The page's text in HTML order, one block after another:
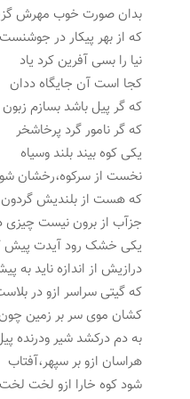
بدان صورت خوب مهرش
که از بهر پیکار در جوشنست
نیا را بسی آفرین کرد یاد
کجا است آن جایگاه ددان
که گر پیل باشد بسازم زبون
که گر نامور گرد پرخاشخر
یکی کوه بیند بلند وسیاه
نخست از سرکوه،رخشان
که هست از بلندیش
جزآب از برون نیست چیزی
یکی خشک رود آیدت پیش
درازیش از اندازه ناید به
که گیتی سراسر ازو در
کشان موی سر بر زمین
به دم درکشد شیر ودرنده
هراسان ازو بر سپهر،آفتاب
شود کوه خارا ازو لخت لخت